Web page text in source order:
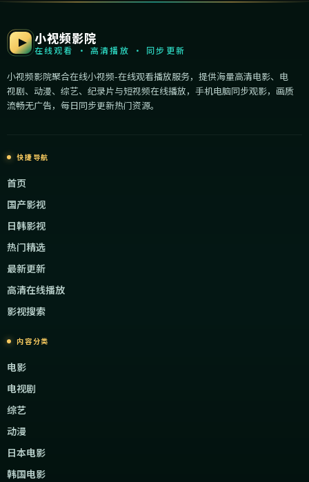
小视频影院
在线观看 · 高清播放 · 同步更新
小视频影院聚合在线小视频-在线观看播放服务，提供海量高清电影、电
视剧、动漫、综艺、纪录片与短视频在线播放，手机电脑同步观影，画质
流畅无广告，每日同步更新热门资源。
快捷导航
首页
国产影视
日韩影视
热门精选
最新更新
高清在线播放
影视搜索
内容分类
电影
电视剧
综艺
动漫
日本电影
韩国电影